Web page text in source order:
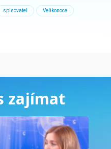
spisovatel Velikonoce
zajímat